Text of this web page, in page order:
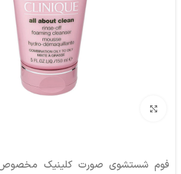
فوم شستشوی صورت کلینیک